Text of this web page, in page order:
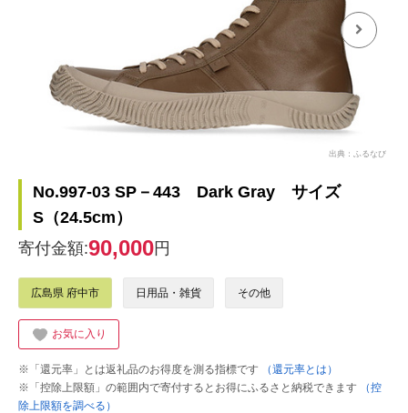
出典：ふるなび
No.997-03 SP－443 Dark Gray サイズ
S（24.5cm）
寄付金額:90,000円
広島県 府中市 日用品・雑貨 その他
お気に入り
※「還元率」とは返礼品のお得度を測る指標です
（還元率とは）
※「控除上限額」の範囲内で寄付するとお得にふるさと納税できます
（控
除上限額を調べる）